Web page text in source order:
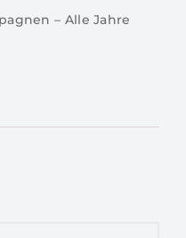
– Alle Jahre